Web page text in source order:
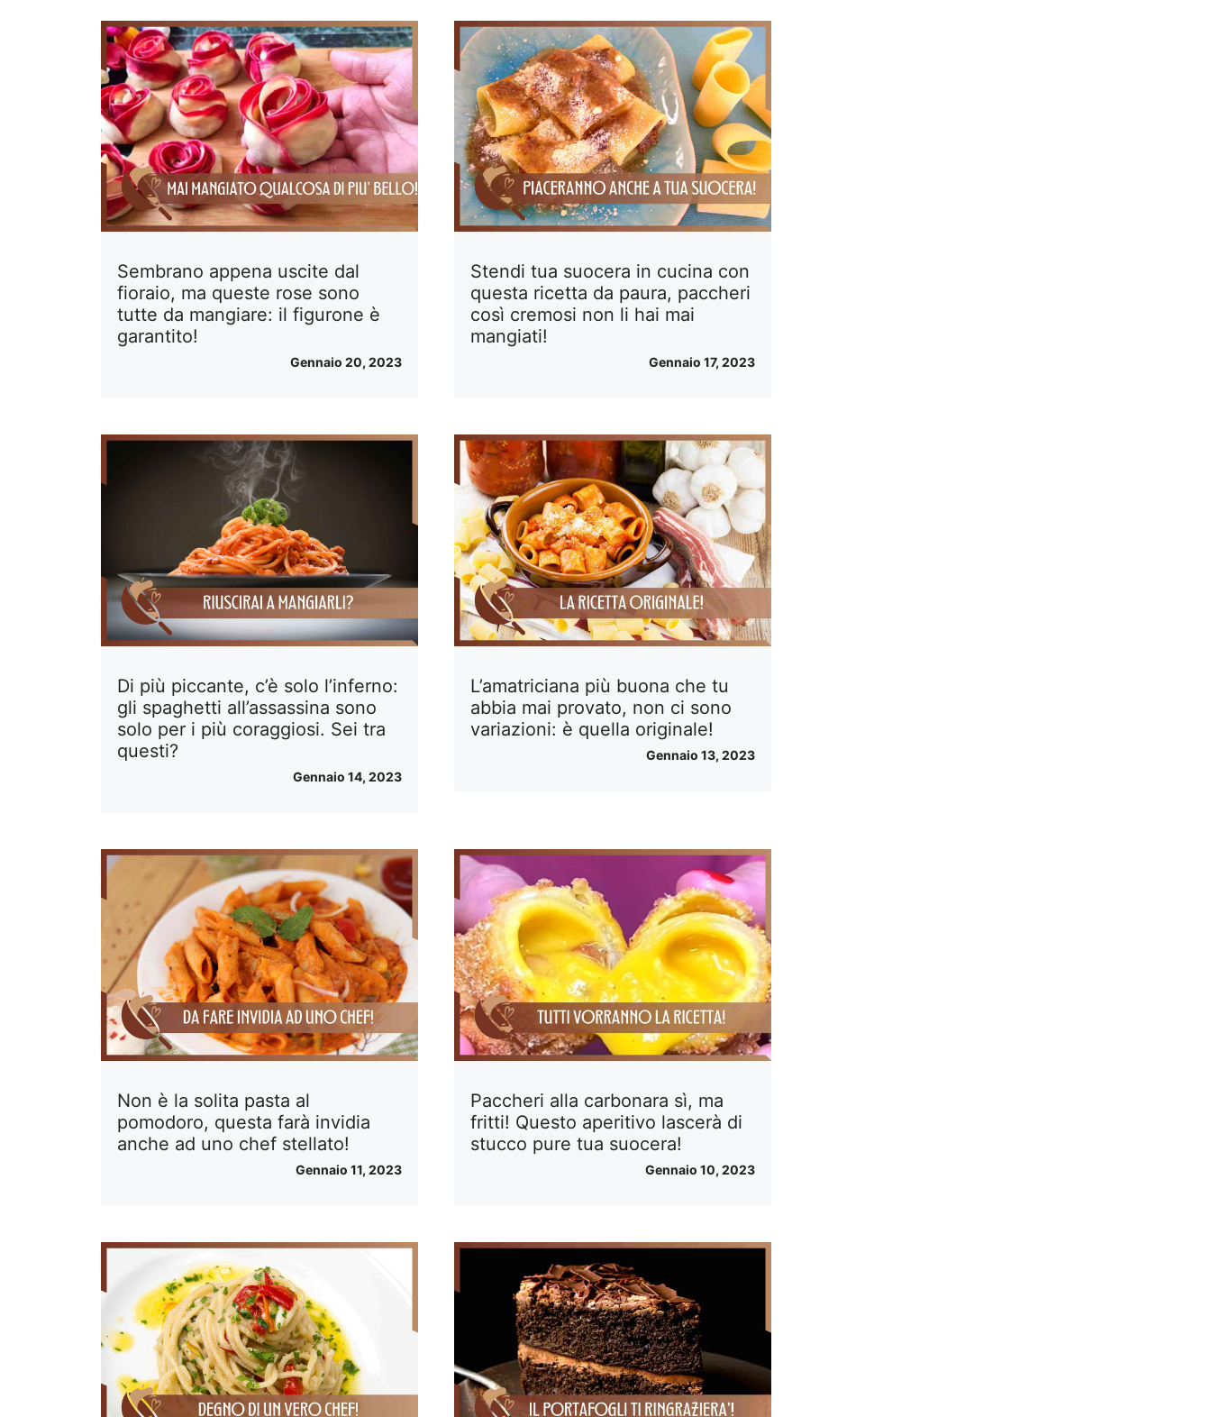
Sembrano appena uscite dal
fioraio, ma queste rose sono
tutte da mangiare: il figurone è
garantito!
Gennaio 20, 2023
Stendi tua suocera in cucina con
questa ricetta da paura, paccheri
così cremosi non li hai mai
mangiati!
Gennaio 17, 2023
Di più piccante, c’è solo l’inferno:
gli spaghetti all’assassina sono
solo per i più coraggiosi. Sei tra
questi?
Gennaio 14, 2023
L’amatriciana più buona che tu
abbia mai provato, non ci sono
variazioni: è quella originale!
Gennaio 13, 2023
Non è la solita pasta al
pomodoro, questa farà invidia
anche ad uno chef stellato!
Gennaio 11, 2023
Paccheri alla carbonara sì, ma
fritti! Questo aperitivo lascerà di
stucco pure tua suocera!
Gennaio 10, 2023